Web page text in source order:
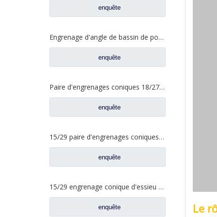
enquête
Engrenage d'angle de bassin de pont moyen pour pièces de rechange Shamcan DelongTruck 81.35199.6587
enquête
Paire d'engrenages coniques 18/27 pour pièces de rechange 2502ZHS1827-025/026 de camion de levage en T de l'essieu Dena Dongfeng
enquête
15/29 paire d'engrenages coniques à essieu moyen pour Ankai & Benz essieu Foton Auman nord Benz Beiben camion pièces de rechange A3463535310
enquête
15/29 engrenage conique d'essieu arrière pour Ankai & Benz essieu Foton Auman nord Benz Beiben camion pièces de rechange 24.02.101
enquête Le